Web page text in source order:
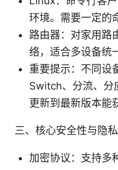
环境。需要一定的
路由器：对家用路
络，适合多设备统
重要提示：不同设
Switch、分流、分
更新到最新版本能
三、核心安全性与隐
加密协议：支持多